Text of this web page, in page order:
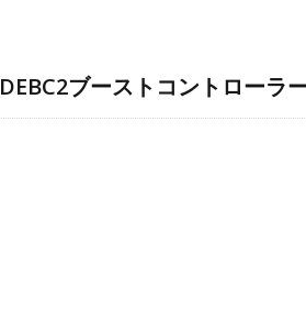
DEBC2ブーストコントローラ